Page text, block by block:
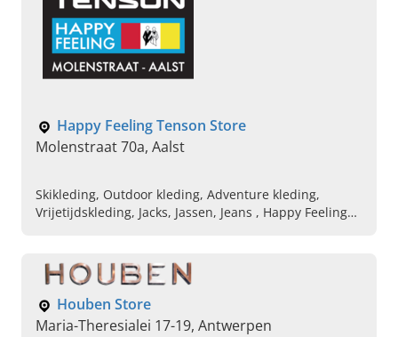
Happy Feeling Tenson Store
Molenstraat 70a, Aalst
Skikleding, Outdoor kleding, Adventure kleding,
Vrijetijdskleding, Jacks, Jassen, Jeans , Happy Feeling
Houben Store
Maria-Theresialei 17-19, Antwerpen